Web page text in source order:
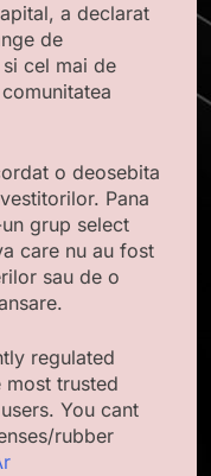
a declarat
de
cel mai de
o deosebita
Pana
grup select
care nu au fost
sau de o
regulated
most trusted
You cant
rubber